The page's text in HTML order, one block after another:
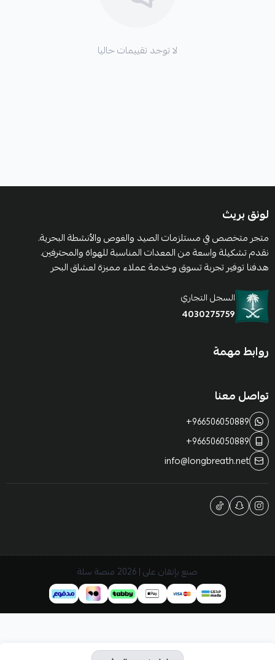
لا توجد تقييمات حاليا
لونق بريث
متجر متخصص في مستلزمات الصيد والغوص والأنشطة البحرية.
نقدم تشكيلة واسعة من المعدات المناسبة للهواة والمحترفين.
هدفنا توفير تجربة تسوق وخدمة عملاء مميزة لعشاق البحر
السجل التجاري
4030275759
روابط مهمة
تواصل معنا
+966506050889
+966506050889
info@longbreath.net
صنع بإتقان على | 2026 منصة سلة